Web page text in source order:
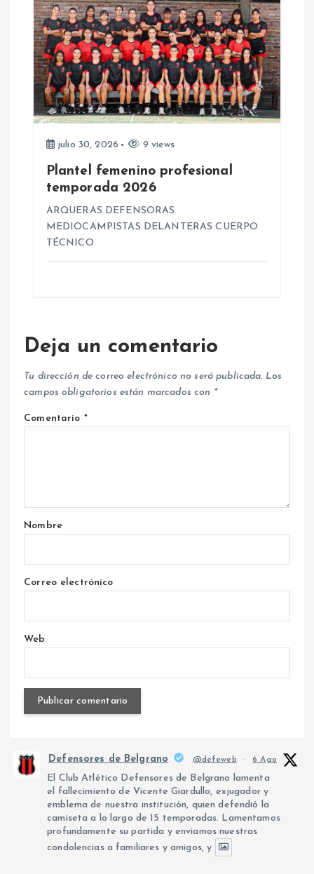
a
s
julio 30, 2026 9 views
Plantel femenino profesional
temporada 2026
ARQUERAS DEFENSORAS
MEDIOCAMPISTAS DELANTERAS CUERPO
TÉCNICO
Deja un comentario
Tu dirección de correo electrónico no será publicada. Los
campos obligatorios están marcados con *
Comentario *
Nombre
Correo electrónico
Web
Defensores de Belgrano @defeweb · 6 Ago
El Club Atlético Defensores de Belgrano lamenta
el fallecimiento de Vicente Giardullo, exjugador y
emblema de nuestra institución, quien defendió la
camiseta a lo largo de 15 temporadas. Lamentamos
profundamente su partida y enviamos nuestras
condolencias a familiares y amigos, y